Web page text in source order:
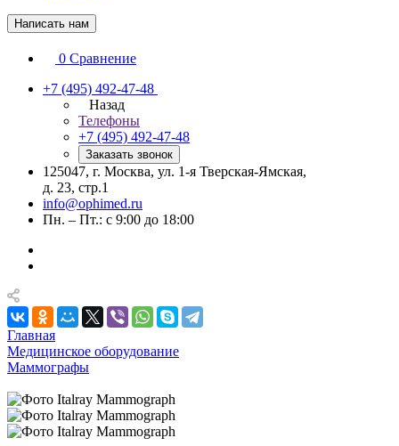
Написать нам
0 Сравнение
+7 (495) 492-47-48
Назад
Телефоны
+7 (495) 492-47-48
Заказать звонок
125047, г. Москва, ул. 1-я Тверская-Ямская,
д. 23, стр.1
info@ophimed.ru
Пн. – Пт.: с 9:00 до 18:00
Главная
Медицинское оборудование
Маммографы